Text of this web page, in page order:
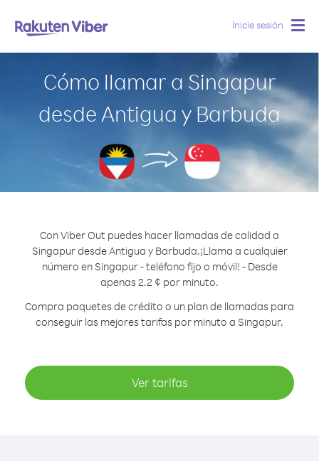
Inicie sesión
Cómo llamar a Singapur
desde Antigua y Barbuda
Con Viber Out puedes hacer llamadas de calidad a
Singapur desde Antigua y Barbuda.¡Llama a cualquier
número en Singapur - teléfono fijo o móvil! - Desde
apenas 2.2 ¢ por minuto.
Compra paquetes de crédito o un plan de llamadas para
conseguir las mejores tarifas por minuto a Singapur.
Ver tarifas